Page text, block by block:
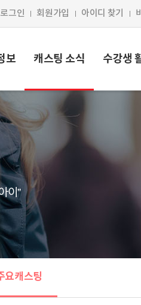
로그인 회원가입 아이디 찾기
보 캐스팅 소식 수강생
이”
요캐스팅